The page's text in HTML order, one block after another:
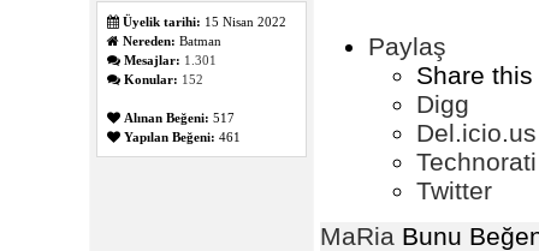
Üyelik tarihi: 15 Nisan 2022
Nereden: Batman
Mesajlar: 1.301
Konular: 152
Alınan Beğeni: 517
Yapılan Beğeni: 461
Paylaş
Share
Digg
Del.icio.us
Technorati
Twitter
MaRia Bunu